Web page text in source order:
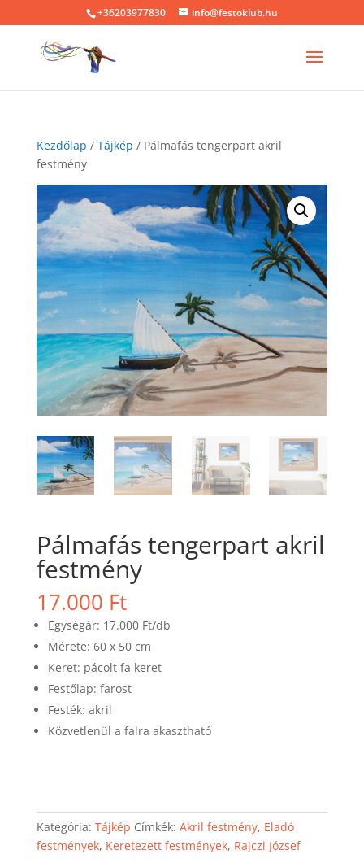
+36203977830 info@festoklub.hu
Kezdőlap / Tájkép / Pálmafás tengerpart akril
festmény
Pálmafás tengerpart akril
festmény
17.000 Ft
Egységár: 17.000 Ft/db
Mérete: 60 x 50 cm
Keret: pácolt fa keret
Festőlap: farost
Festék: akril
Közvetlenül a falra akasztható
Kategória: Tájkép Címkék: Akril festmény, Eladó
festmények, Keretezett festmények, Rajczi József